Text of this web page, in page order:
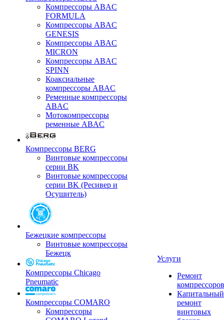
Компрессоры ABAC
FORMULA
Компрессоры ABAC
GENESIS
Компрессоры ABAC
MICRON
Компрессоры ABAC
SPINN
Коаксиальные
компрессоры ABAC
Ременные компрессоры
ABAC
Мотокомпрессоры
ременные ABAC
Компрессоры BERG
Винтовые компрессоры
серии BK
Винтовые компрессоры
серии BK (Ресивер и
Осушитель)
Бежецкие компрессоры
Винтовые компрессоры
Бежецк
Компрессоры Chicago
Pneumatic
Компрессоры COMARO
Компрессоры
Услуги
Ремонт
компрессоров
Капитальный
ремонт
винтовых